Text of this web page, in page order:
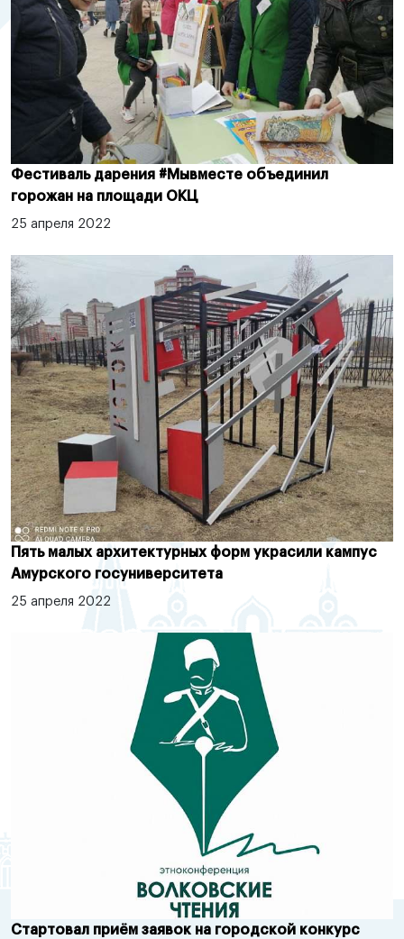
Фестиваль дарения #Мывместе объединил
горожан на площади ОКЦ
25 апреля 2022
Пять малых архитектурных форм украсили кампус
Амурского госуниверситета
25 апреля 2022
Стартовал приём заявок на городской конкурс